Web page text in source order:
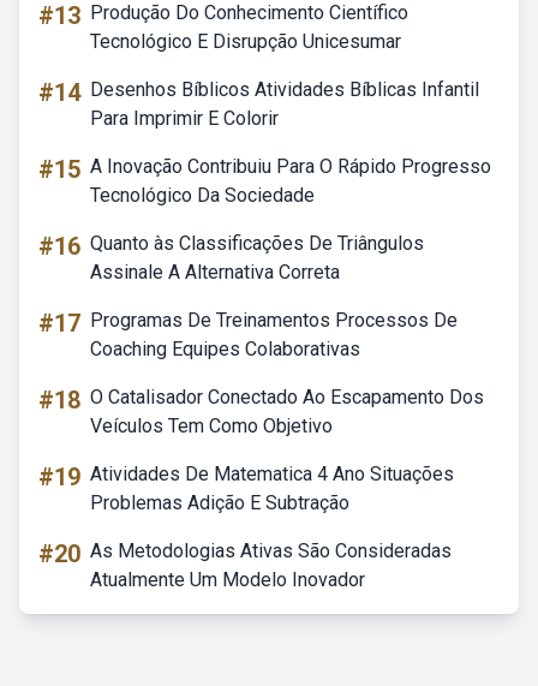
#13 Produção Do Conhecimento Científico
Tecnológico E Disrupção Unicesumar
#14 Desenhos Bíblicos Atividades Bíblicas Infantil
Para Imprimir E Colorir
#15 A Inovação Contribuiu Para O Rápido Progresso
Tecnológico Da Sociedade
#16 Quanto às Classificações De Triângulos
Assinale A Alternativa Correta
#17 Programas De Treinamentos Processos De
Coaching Equipes Colaborativas
#18 O Catalisador Conectado Ao Escapamento Dos
Veículos Tem Como Objetivo
#19 Atividades De Matematica 4 Ano Situações
Problemas Adição E Subtração
#20 As Metodologias Ativas São Consideradas
Atualmente Um Modelo Inovador